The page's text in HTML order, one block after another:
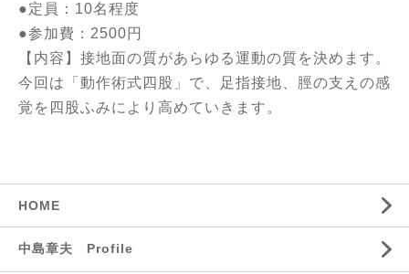
●定員：10名程度
●参加費：2500円
【内容】接地面の質があらゆる運動の質を決めます。
今回は「動作術式四股」で、足指接地、脛の支えの感
覚を四股ふみにより高めていきます。
HOME
中島章夫 Profile